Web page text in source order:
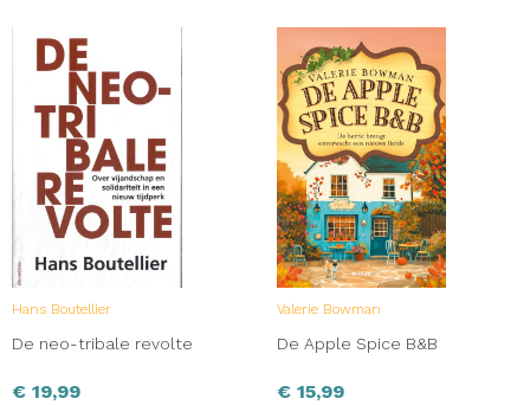
Hans Boutellier
De neo-tribale revolte
€ 19,99
Valerie Bowman
De Apple Spice B&B
€ 15,99